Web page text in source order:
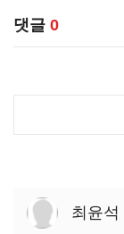
댓글 0
최윤석